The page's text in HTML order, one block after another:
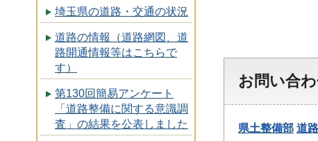
埼玉県の道路・交通の状況
道路の情報（道路網図、道
路開通情報等はこちらで
す）
第130回簡易アンケート
「道路整備に関する意識調
査」の結果を公表しました
お問い合
県土整備部 道